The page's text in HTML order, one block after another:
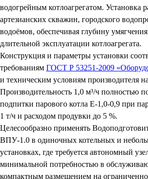
водогрейным котлоагрегатом. Установка
артезианских скважин, городского
водоёмов, обеспечивая глубину
длительной эксплуатации котлоагрегата.
Конструкция и параметры установки
требованиям ГОСТ Р 53251-2009
и техническим условиям производителя
Производительность 1,0 м³/ч полностью
подпитки парового котла Е-1,0-0,9 при
1 т/ч и расходом продувки до 5 %.
Целесообразно применять
ВПУ-1.0 в одиночных котельных и
установках, где требуется автономный
минимальной потребностью в
компактным размещением на